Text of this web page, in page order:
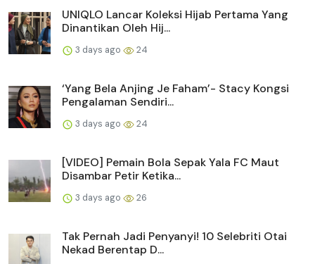
UNIQLO Lancar Koleksi Hijab Pertama Yang
Dinantikan Oleh Hij...
3 days ago 24
‘Yang Bela Anjing Je Faham’- Stacy Kongsi
Pengalaman Sendiri...
3 days ago 24
[VIDEO] Pemain Bola Sepak Yala FC Maut
Disambar Petir Ketika...
3 days ago 26
Tak Pernah Jadi Penyanyi! 10 Selebriti Otai
Nekad Berentap D...